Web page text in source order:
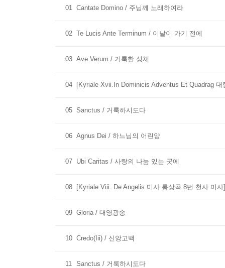
01 Cantate Domino / 주님께 노래하여라
02 Te Lucis Ante Terminum / 이날이 가기 전에
03 Ave Verum / 거룩한 성체
04 [Kyriale Xvii.In Dominicis Adventus Et Quadrag
05 Sanctus / 거룩하시도다
06 Agnus Dei / 하느님의 어린양
07 Ubi Caritas / 사랑의 나눔 있는 곳에
08 [Kyriale Viii. De Angelis 미사 통상곡 8번 천사 미
09 Gloria / 대영광송
10 Credo(Iii) / 신앙고백
11 Sanctus / 거룩하시도다